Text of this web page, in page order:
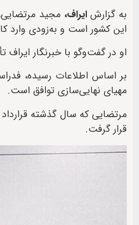
به گزارشایراف، مجید
این کشور است و به‌زودی وارد
او در گفت‌وگو با خبرنگار
بر اساس اطلاعات رسیده،
مهیای نهایی‌سازی توافق است.
قرار گرفت.